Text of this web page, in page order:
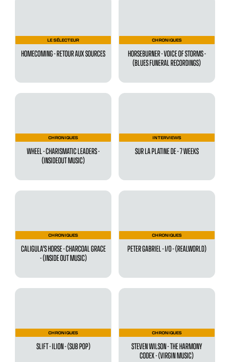
LE SÉLECTEUR
HOMECOMING - RETOUR AUX SOURCES
CHRONIQUES
HORSEBURNER - VOICE OF STORMS -
(BLUES FUNERAL RECORDINGS)
CHRONIQUES
WHEEL - CHARISMATIC LEADERS -
(INSIDEOUT MUSIC)
INTERVIEWS
SUR LA PLATINE DE - 7 WEEKS
CHRONIQUES
CALIGULA'S HORSE - CHARCOAL GRACE
- (INSIDE OUT MUSIC)
CHRONIQUES
PETER GABRIEL - I/O - (REALWORLD)
CHRONIQUES
SLIFT - ILION - (SUB POP)
CHRONIQUES
STEVEN WILSON - THE HARMONY
CODEX - (VIRGIN MUSIC)